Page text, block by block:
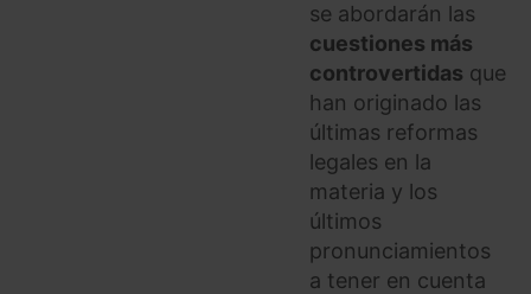
se abordarán las
cuestiones más
controvertidas que
han originado las
últimas reformas
legales en la
materia y los
últimos
pronunciamientos
a tener en cuenta